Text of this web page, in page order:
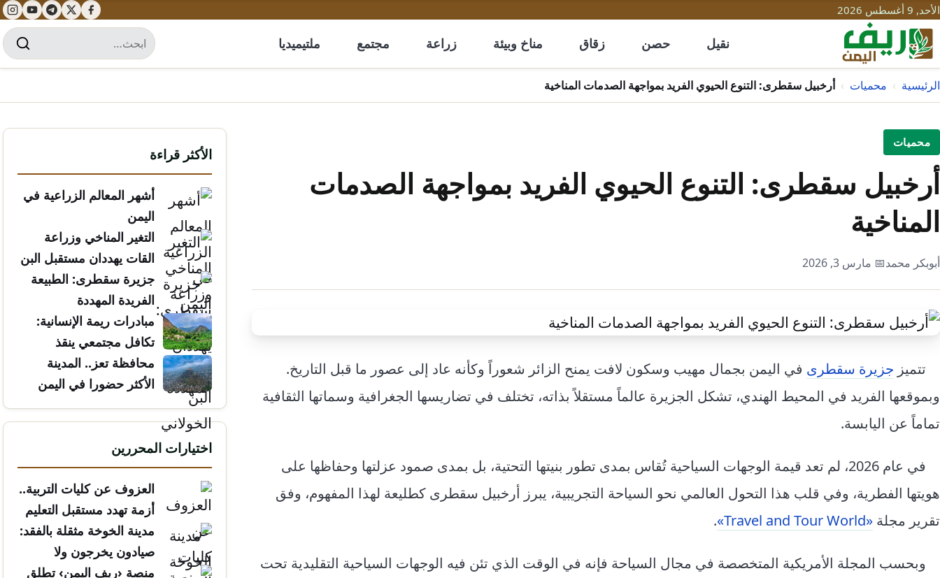
الأحد, 9 أغسطس 2026
نقيل حصن زقاق مناخ وبيئة زراعة مجتمع ملتيميديا
الرئيسية › محميات › أرخبيل سقطرى: التنوع الحيوي الفريد بمواجهة الصدمات المناخية
محميات
أرخبيل سقطرى: التنوع الحيوي الفريد بمواجهة الصدمات
المناخية
أبوبكر محمد📅 مارس 3, 2026
تتميز جزيرة سقطرى في اليمن بجمال مهيب وسكون لافت يمنح الزائر شعوراً وكأنه عاد إلى عصور ما قبل التاريخ.
وبموقعها الفريد في المحيط الهندي، تشكل الجزيرة عالماً مستقلاً بذاته، تختلف في تضاريسها الجغرافية وسماتها الثقافية
تماماً عن اليابسة.
في عام 2026، لم تعد قيمة الوجهات السياحية تُقاس بمدى تطور بنيتها التحتية، بل بمدى صمود عزلتها وحفاظها على
هويتها الفطرية، وفي قلب هذا التحول العالمي نحو السياحة التجريبية، يبرز أرخبيل سقطرى كطليعة لهذا المفهوم، وفق
تقرير مجلة «Travel and Tour World»
.
وبحسب المجلة الأمريكية المتخصصة في مجال السياحة فإنه في الوقت الذي تئن فيه الوجهات السياحية التقليدية تحت
الأكثر قراءة
أشهر المعالم الزراعية في
اليمن
التغير المناخي وزراعة
القات يهددان مستقبل البن
الخولاني
جزيرة سقطرى: الطبيعة
الفريدة المهددة
مبادرات ريمة الإنسانية:
تكافل مجتمعي ينقذ
الأرواح
محافظة تعز.. المدينة
الأكثر حضورا في اليمن
اختيارات المحررين
العزوف عن كليات التربية..
أزمة تهدد مستقبل التعليم
مدينة الخوخة مثقلة بالفقد:
صيادون يخرجون ولا
يعودون
منصة ‹ريف اليمن› تطلق